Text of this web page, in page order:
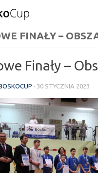
treści
FINAŁY –
Finały –
· 30 STYCZNIA 2023